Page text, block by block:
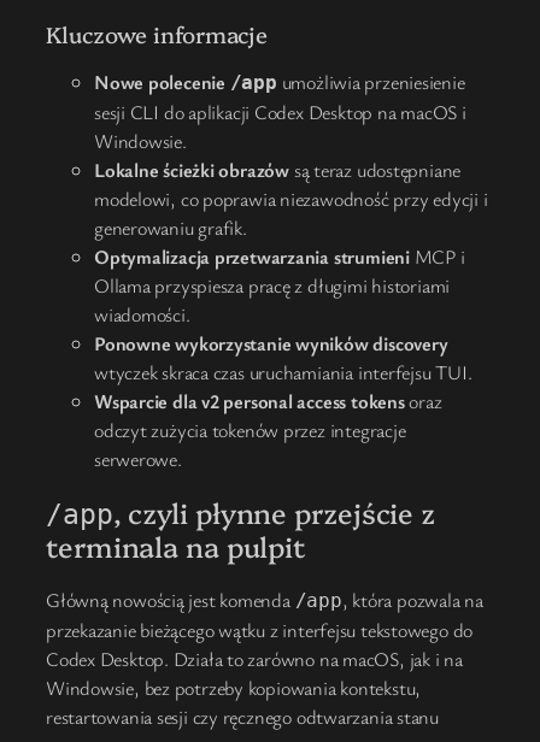
Kluczowe informacje
Nowe polecenie /app umożliwia przeniesienie
sesji CLI do aplikacji Codex Desktop na macOS i
Windowsie.
Lokalne ścieżki obrazówsą teraz udostępniane
modelowi, co poprawia niezawodność przy edycji i
generowaniu grafik.
Optymalizacja przetwarzania strumieniMCP i
Ollama przyspiesza pracę z długimi historiami
wiadomości.
Ponowne wykorzystanie wyników discovery
wtyczek skraca czas uruchamiania interfejsu TUI.
Wsparcie dla v2 personal access tokensoraz
odczyt zużycia tokenów przez integracje
serwerowe.
/app, czyli płynne przejście z
terminala na pulpit
Główną nowością jest komenda /app, która pozwala na
przekazanie bieżącego wątku z interfejsu tekstowego do
Codex Desktop. Działa to zarówno na macOS, jak i na
Windowsie, bez potrzeby kopiowania kontekstu,
restartowania sesji czy ręcznego odtwarzania stanu